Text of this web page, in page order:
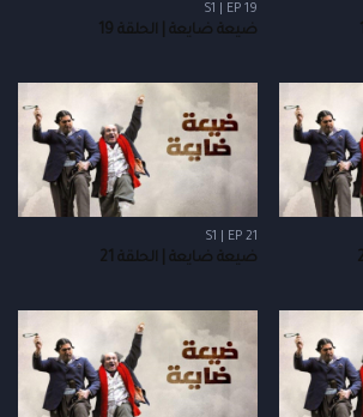
S1 | EP 19
ضيعة ضايعة | الحلقة 19
S1 | EP 21
ضيعة ضايعة | الحلقة 21